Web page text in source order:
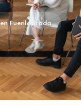
Fuenlabrada